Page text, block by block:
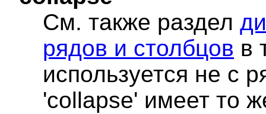
См. также раздел
рядов и столбцов в
используется не с
'collapse' имеет то